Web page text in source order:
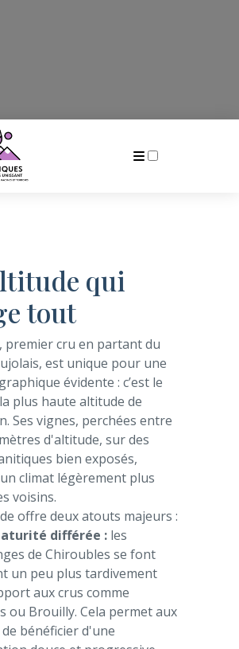
qui
tout
premier cru en partant du
est unique pour une
évidente : c’est le
plus haute altitude de
Ses vignes, perchées entre
d'altitude, sur des
bien exposés,
climat légèrement plus
voisins.
offre deux atouts majeurs :
différée : les
de Chiroubles se font
un peu plus tardivement
aux crus comme
ou Brouilly. Cela permet aux
bénéficier d'une